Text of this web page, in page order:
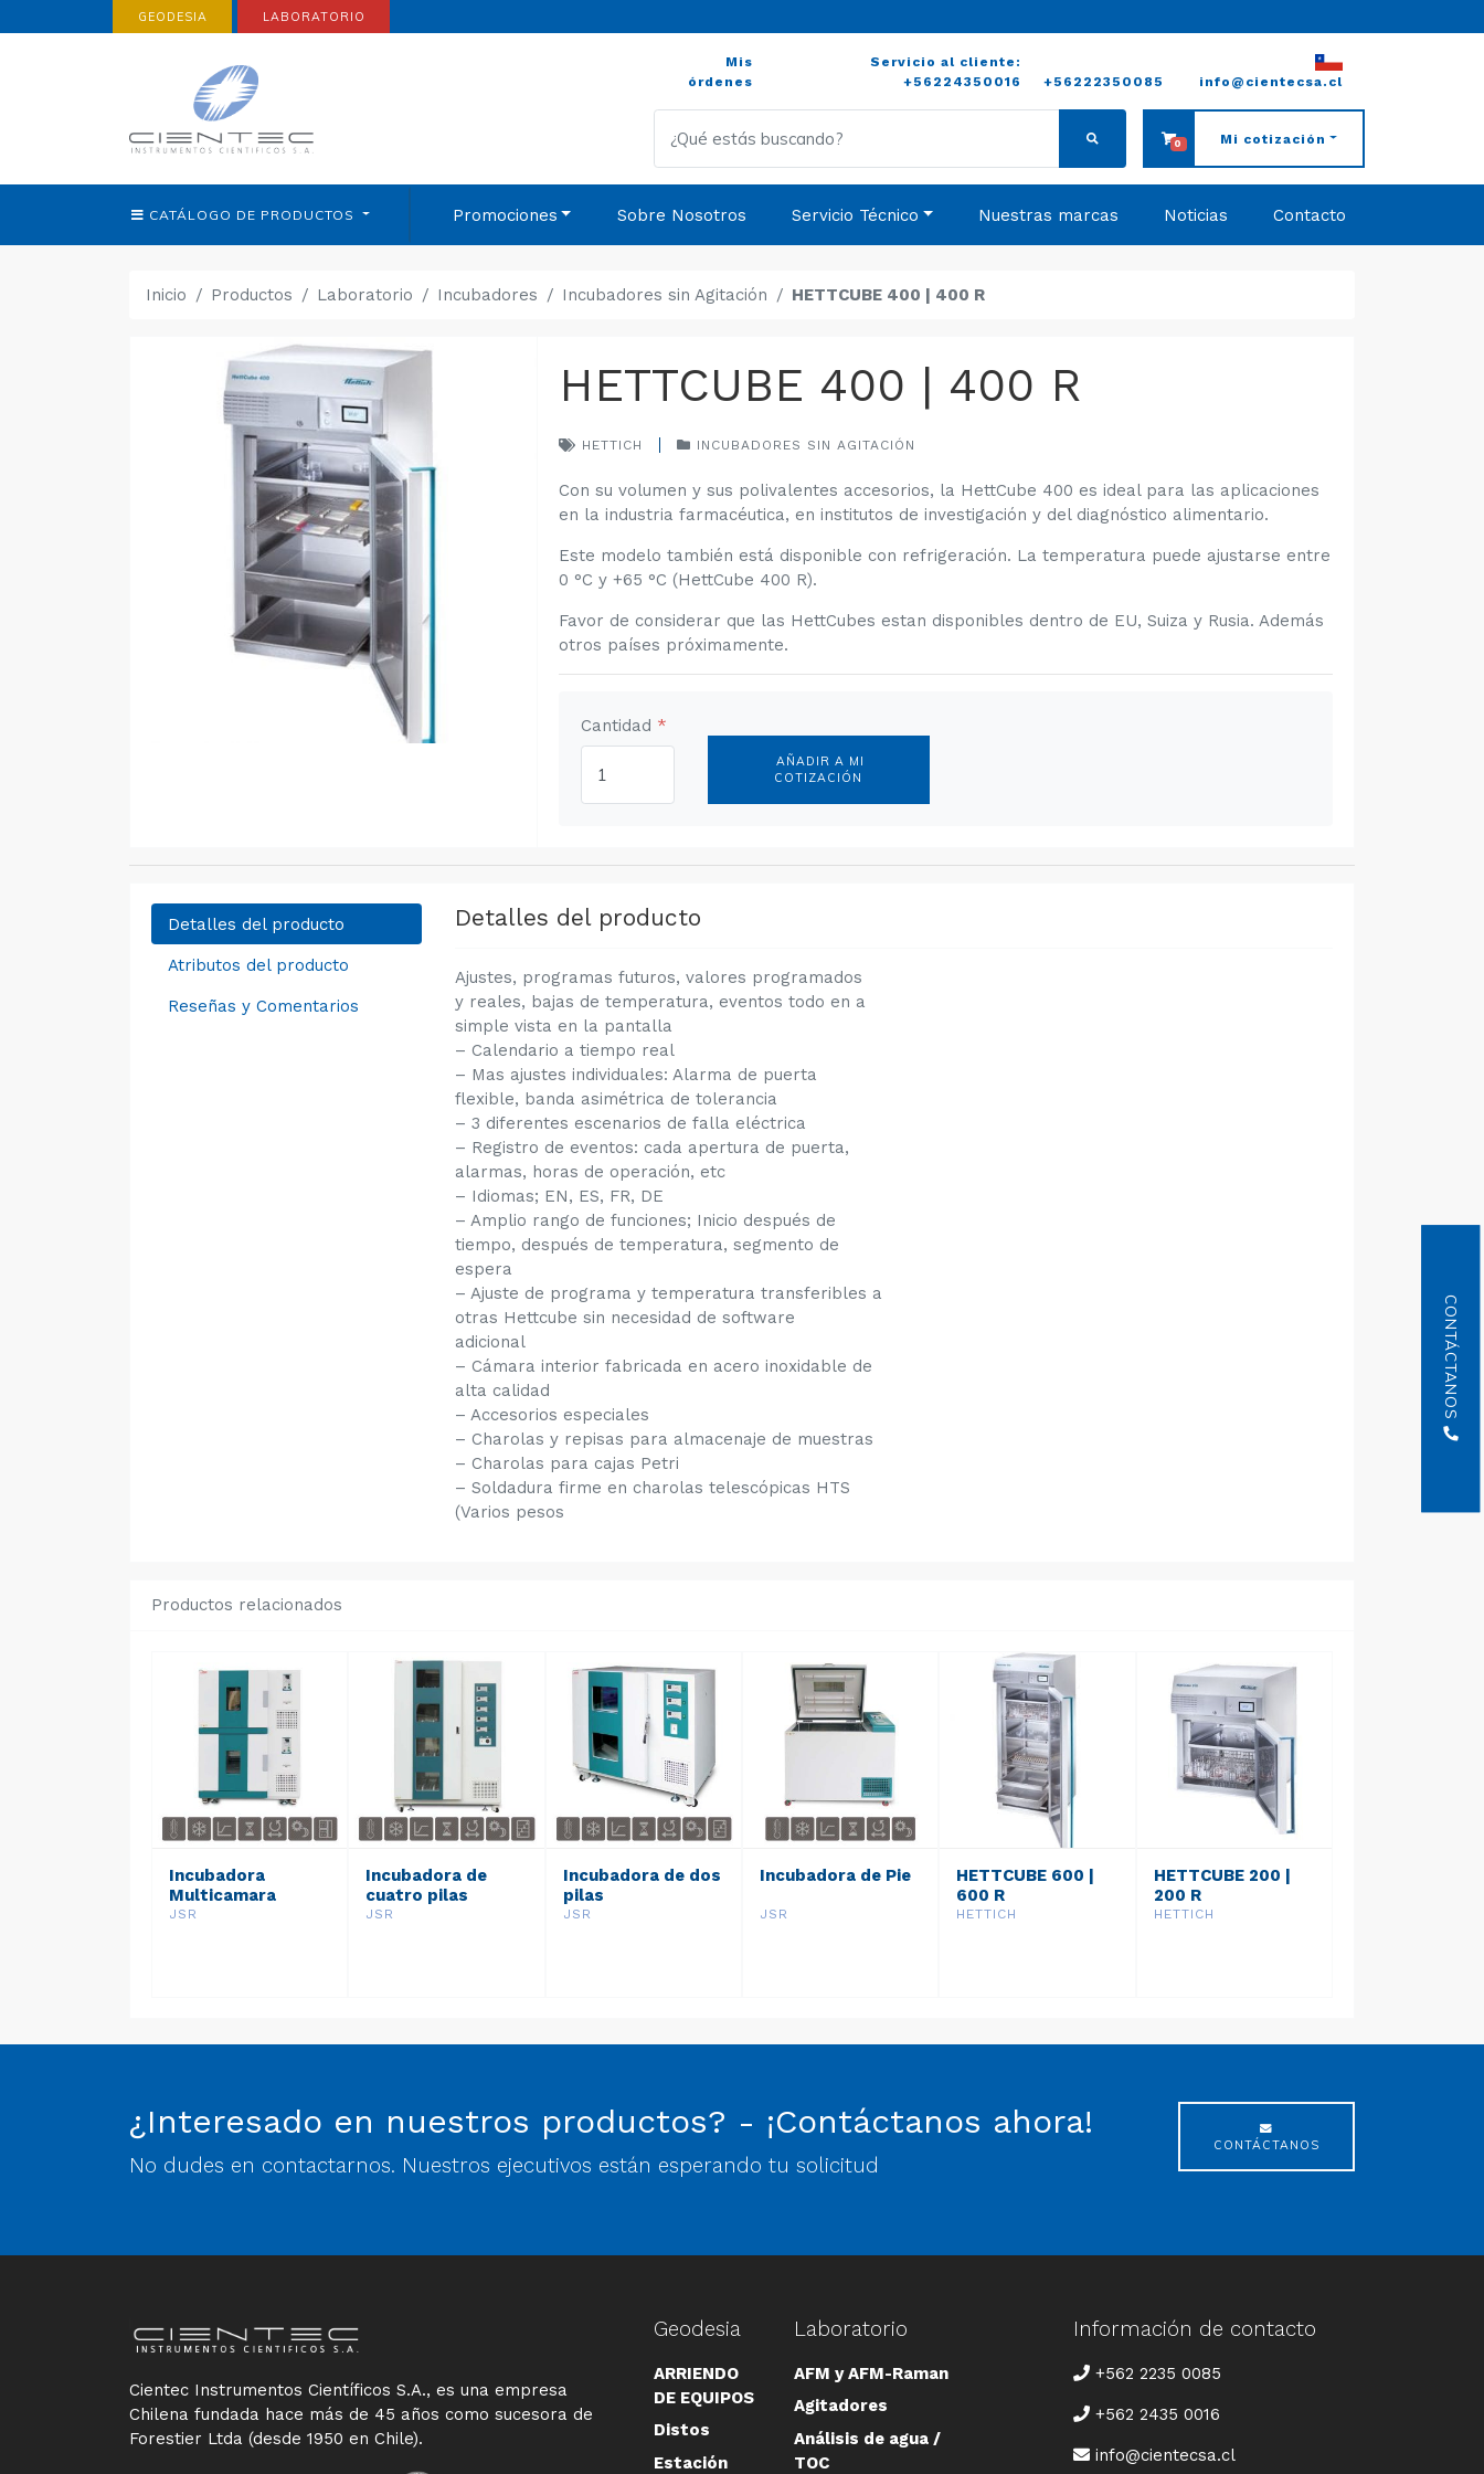
CONTÁCTANOS
GEODESIA LABORATORIO
Mis
órdenes
Servicio al cliente:
+56224350016
+56222350085 info@cientecsa.cl
0 Mi cotización
CATÁLOGO DE PRODUCTOS Promociones Sobre Nosotros Servicio Técnico Nuestras marcas Noticias Contacto
Inicio Productos Laboratorio Incubadores Incubadores sin Agitación HETTCUBE 400 | 400 R
HETTCUBE 400 | 400 R
HETTICH INCUBADORES SIN AGITACIÓN
Con su volumen y sus polivalentes accesorios, la HettCube 400 es ideal para las aplicaciones
en la industria farmacéutica, en institutos de investigación y del diagnóstico alimentario.
Este modelo también está disponible con refrigeración. La temperatura puede ajustarse entre
0 °C y +65 °C (HettCube 400 R).
Favor de considerar que las HettCubes estan disponibles dentro de EU, Suiza y Rusia. Además
otros países próximamente.
Cantidad *
AÑADIR A MI
COTIZACIÓN
Detalles del producto
Atributos del producto
Reseñas y Comentarios
Detalles del producto
Ajustes, programas futuros, valores programados
y reales, bajas de temperatura, eventos todo en a
simple vista en la pantalla
– Calendario a tiempo real
– Mas ajustes individuales: Alarma de puerta
flexible, banda asimétrica de tolerancia
– 3 diferentes escenarios de falla eléctrica
– Registro de eventos: cada apertura de puerta,
alarmas, horas de operación, etc
– Idiomas; EN, ES, FR, DE
– Amplio rango de funciones; Inicio después de
tiempo, después de temperatura, segmento de
espera
– Ajuste de programa y temperatura transferibles a
otras Hettcube sin necesidad de software
adicional
– Cámara interior fabricada en acero inoxidable de
alta calidad
– Accesorios especiales
– Charolas y repisas para almacenaje de muestras
– Charolas para cajas Petri
– Soldadura firme en charolas telescópicas HTS
(Varios pesos
Productos relacionados
Incubadora
Multicamara
JSR
Incubadora de
cuatro pilas
JSR
Incubadora de dos
pilas
JSR
Incubadora de Pie
JSR
HETTCUBE 600 |
600 R
HETTICH
HETTCUBE 200 |
200 R
HETTICH
¿Interesado en nuestros productos? - ¡Contáctanos ahora!
No dudes en contactarnos. Nuestros ejecutivos están esperando tu solicitud
CONTÁCTANOS
Cientec Instrumentos Científicos S.A., es una empresa
Chilena fundada hace más de 45 años como sucesora de
Forestier Ltda (desde 1950 en Chile).
Geodesia
ARRIENDO
DE EQUIPOS
Distos
Estación
Laboratorio
AFM y AFM-Raman
Agitadores
Análisis de agua /
TOC
Información de contacto
TELÉFONO
+562 2235 0085
+562 2435 0016
CORREO
info@cientecsa.cl